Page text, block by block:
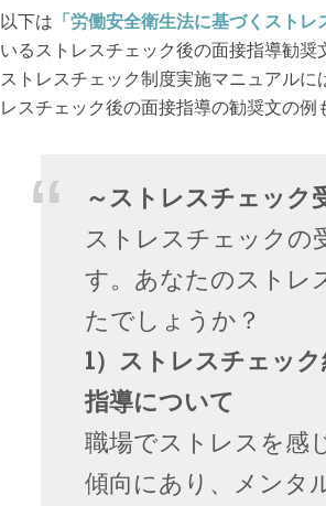
以下は 「労働安全衛生法に基づくスト
いるストレスチェック後の面接指導勧奨
ストレスチェック制度実施マニュアル
レスチェック後の面接指導の勧奨文の例
～ストレスチェック
ストレスチェックの
す。あなたのストレ
たでしょうか？
1）ストレスチェッ
指導について
職場でストレスを感
傾向にあり、メンタ